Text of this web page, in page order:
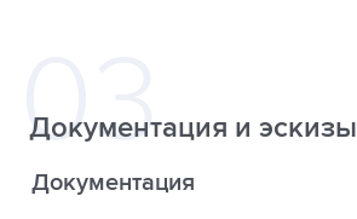
Документация и эскизы
Документация